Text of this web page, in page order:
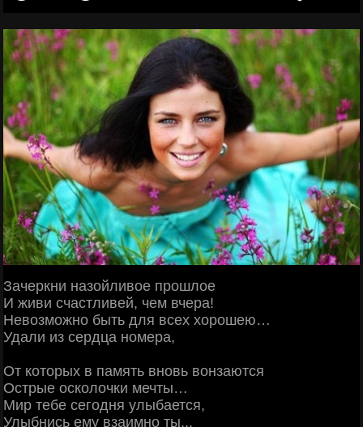
Зачеркни назойливое прошлое
И живи счастливей, чем вчера!
Невозможно быть для всех хорошею…
Удали из сердца номера,
От которых в память вновь вонзаются
Острые осколочки мечты…
Мир тебе сегодня улыбается,
Улыбнись ему взаимно ты...